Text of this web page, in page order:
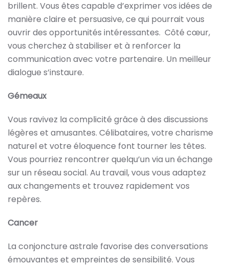
brillent. Vous êtes capable d’exprimer vos idées de
manière claire et persuasive, ce qui pourrait vous
ouvrir des opportunités intéressantes. Côté cœur,
vous cherchez à stabiliser et à renforcer la
communication avec votre partenaire. Un meilleur
dialogue s’instaure.
Gémeaux
Vous ravivez la complicité grâce à des discussions
légères et amusantes. Célibataires, votre charisme
naturel et votre éloquence font tourner les têtes.
Vous pourriez rencontrer quelqu’un via un échange
sur un réseau social. Au travail, vous vous adaptez
aux changements et trouvez rapidement vos
repères.
Cancer
La conjoncture astrale favorise des conversations
émouvantes et empreintes de sensibilité. Vous